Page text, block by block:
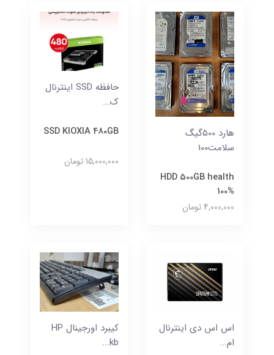
هارد 500گیگ
سلامت100
HDD 500GB health
100%
4,000,000 تومان
حافظه SSD اینترنال
ک...
SSD KIOXIA 480GB
15,000,000 تومان
اس اس دی اینترنال
ام...
کیبرد اورجینال HP
kb...